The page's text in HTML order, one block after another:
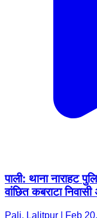
पाली: थाना नाराहट
वांछित कबराटा
Pali, Lalitpur | Feb